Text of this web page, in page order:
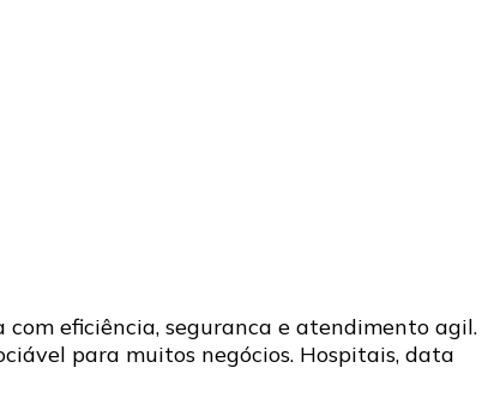
eficiência, seguranca e atendimento agil.
para muitos negócios. Hospitais, data